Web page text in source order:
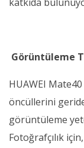
Görüntüleme
HUAWEI
öncüllerini
görüntüleme
Fotoğrafçılık